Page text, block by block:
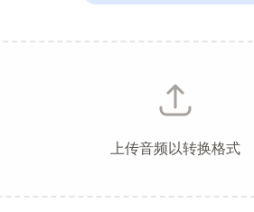
上传音频以转换格式